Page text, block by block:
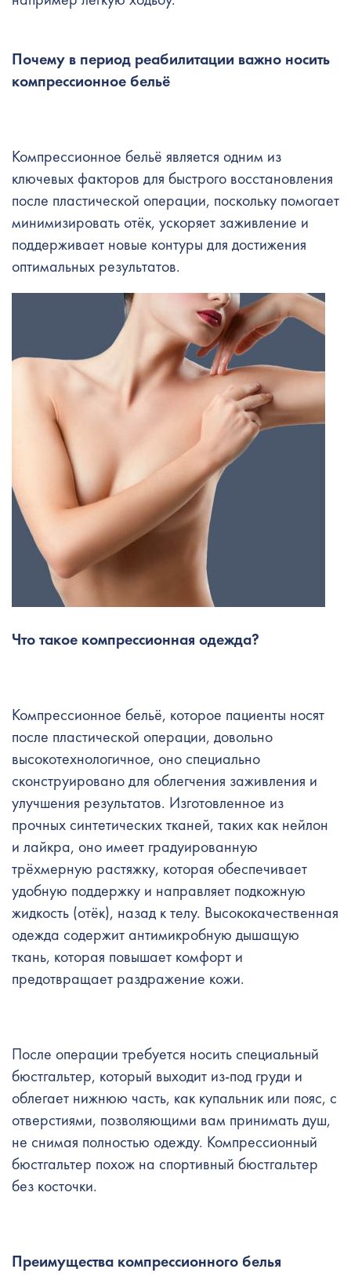
Почему в период реабилитации важно носить
компрессионное бельё
Компрессионное бельё является одним из
ключевых факторов для быстрого восстановления
после пластической операции, поскольку помогает
минимизировать отёк, ускоряет заживление и
поддерживает новые контуры для достижения
оптимальных результатов.
Что такое компрессионная одежда?
Компрессионное бельё, которое пациенты носят
после пластической операции, довольно
высокотехнологичное, оно специально
сконструировано для облегчения заживления и
улучшения результатов. Изготовленное из
прочных синтетических тканей, таких как нейлон
и лайкра, оно имеет градуированную
трёхмерную растяжку, которая обеспечивает
удобную поддержку и направляет подкожную
жидкость (отёк), назад к телу. Высококачественная
одежда содержит антимикробную дышащую
ткань, которая повышает комфорт и
предотвращает раздражение кожи.
После операции требуется носить специальный
бюстгальтер, который выходит из-под груди и
облегает нижнюю часть, как купальник или пояс, с
отверстиями, позволяющими вам принимать душ,
не снимая полностью одежду. Компрессионный
бюстгальтер похож на спортивный бюстгальтер
без косточки.
Преимущества компрессионного белья